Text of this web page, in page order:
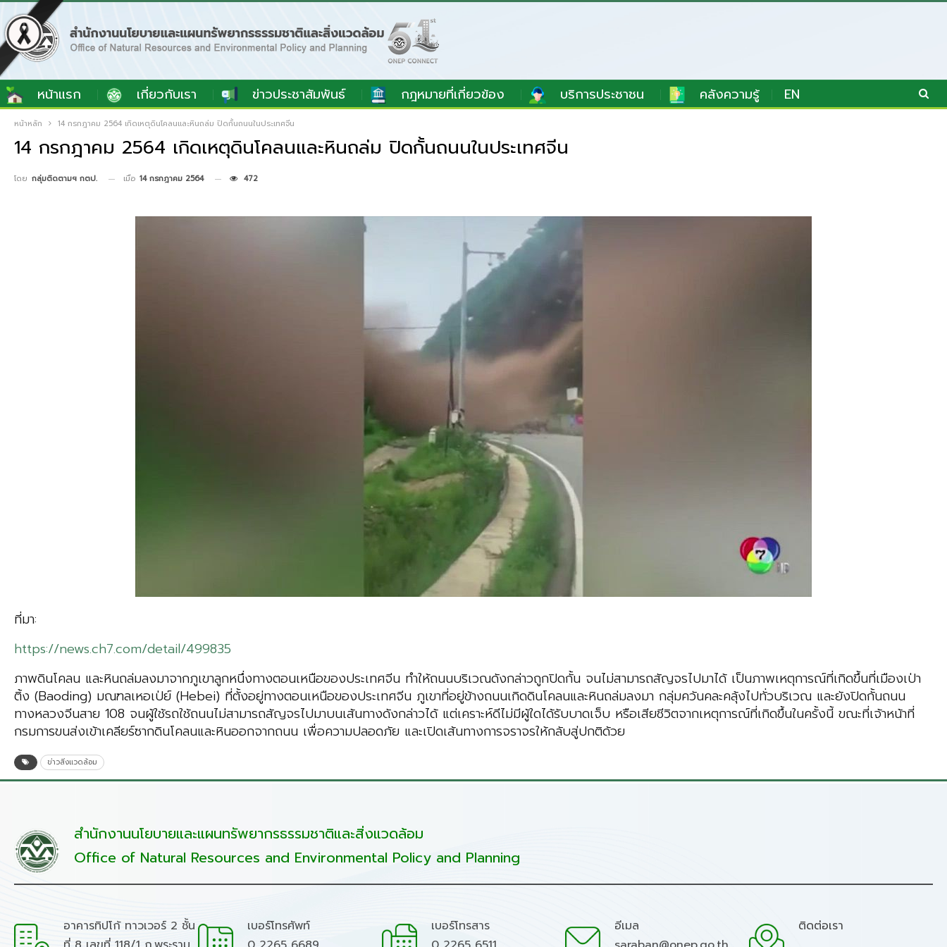
หน้าแรก เกี่ยวกับเรา ข่าวประชาสัมพันธ์ กฎหมายที่เกี่ยวข้อง บริการประชาชน คลังความรู้ EN
หน้าหลัก 14 กรกฎาคม 2564 เกิดเหตุดินโคลนและหินถล่ม ปิดกั้นถนนในประเทศจีน
14 กรกฎาคม 2564 เกิดเหตุดินโคลนและหินถล่ม ปิดกั้นถนนในประเทศจีน
โดย กลุ่มติดตามฯ กตป. เมื่อ 14 กรกฎาคม 2564 472
ที่มา:
https://news.ch7.com/detail/499835
ภาพดินโคลน และหินถล่มลงมาจากภูเขาลูกหนึ่งทางตอนเหนือของประเทศจีน ทำให้ถนนบริเวณดังกล่าวถูกปิดกั้น จนไม่สามารถสัญจรไปมาได้ เป็นภาพเหตุการณ์ที่เกิดขึ้นที่เมืองเป่า
ติ้ง (Baoding) มณฑลเหอเป่ย์ (Hebei) ที่ตั้งอยู่ทางตอนเหนือของประเทศจีน ภูเขาที่อยู่ข้างถนนเกิดดินโคลนและหินถล่มลงมา กลุ่มควันคละคลุ้งไปทั่วบริเวณ และยังปิดกั้นถนน
ทางหลวงจีนสาย 108 จนผู้ใช้รถใช้ถนนไม่สามารถสัญจรไปมาบนเส้นทางดังกล่าวได้ แต่เคราะห์ดีไม่มีผู้ใดได้รับบาดเจ็บ หรือเสียชีวิตจากเหตุการณ์ที่เกิดขึ้นในครั้งนี้ ขณะที่เจ้าหน้าที่
กรมการขนส่งเข้าเคลียร์ซากดินโคลนและหินออกจากถนน เพื่อความปลอดภัย และเปิดเส้นทางการจราจรให้กลับสู่ปกติด้วย
ข่าวสิ่งแวดล้อม
สำนักงานนโยบายและแผนทรัพยากรธรรมชาติและสิ่งแวดล้อม
Office of Natural Resources and Environmental Policy and Planning
อาคารทิปโก้ ทาวเวอร์ 2 ชั้น
เบอร์โทรศัพท์
เบอร์โทรสาร
อีเมล
ติดต่อเรา